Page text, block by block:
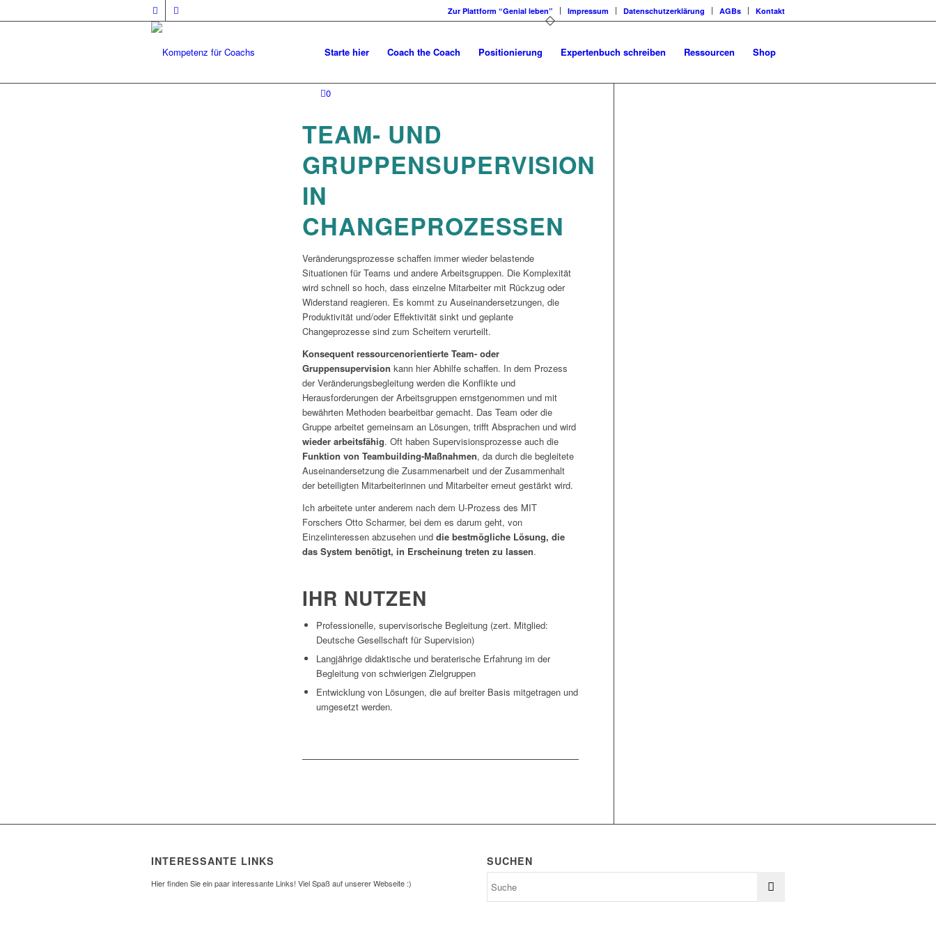
Zur Plattform “Genial leben” Impressum Datenschutzerklärung AGBs Kontakt
Starte hier Coach the Coach Positionierung Expertenbuch schreiben Ressourcen Shop
0
TEAM- UND
GRUPPENSUPERVISION
IN
CHANGEPROZESSEN
Veränderungsprozesse schaffen immer wieder belastende
Situationen für Teams und andere Arbeitsgruppen. Die Komplexität
wird schnell so hoch, dass einzelne Mitarbeiter mit Rückzug oder
Widerstand reagieren. Es kommt zu Auseinandersetzungen, die
Produktivität und/oder Effektivität sinkt und geplante
Changeprozesse sind zum Scheitern verurteilt.
Konsequent ressourcenorientierte Team- oder
Gruppensupervision kann hier Abhilfe schaffen. In dem Prozess
der Veränderungsbegleitung werden die Konflikte und
Herausforderungen der Arbeitsgruppen ernstgenommen und mit
bewährten Methoden bearbeitbar gemacht. Das Team oder die
Gruppe arbeitet gemeinsam an Lösungen, trifft Absprachen und wird
wieder arbeitsfähig. Oft haben Supervisionsprozesse auch die
Funktion von Teambuilding-Maßnahmen, da durch die begleitete
Auseinandersetzung die Zusammenarbeit und der Zusammenhalt
der beteiligten Mitarbeiterinnen und Mitarbeiter erneut gestärkt wird.
Ich arbeitete unter anderem nach dem U-Prozess des MIT
Forschers Otto Scharmer, bei dem es darum geht, von
Einzelinteressen abzusehen unddie bestmögliche Lösung, die
das System benötigt, in Erscheinung treten zu lassen.
IHR NUTZEN
Professionelle, supervisorische Begleitung (zert. Mitglied:
Deutsche Gesellschaft für Supervision)
Langjährige didaktische und beraterische Erfahrung im der
Begleitung von schwierigen Zielgruppen
Entwicklung von Lösungen, die auf breiter Basis mitgetragen und
umgesetzt werden.
INTERESSANTE LINKS
Hier finden Sie ein paar interessante Links! Viel Spaß auf unserer Webseite :)
SUCHEN